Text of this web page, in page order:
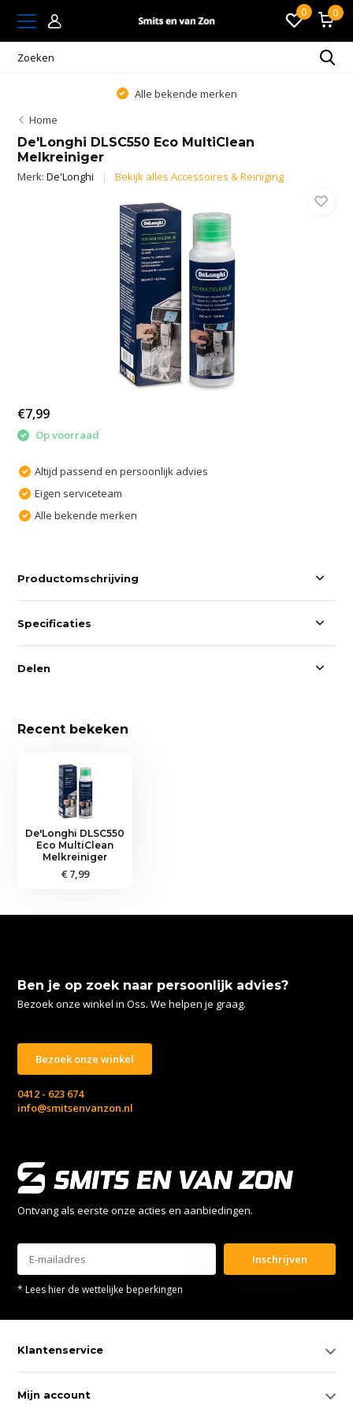
0 0
Alle bekende merken
Home
De'Longhi DLSC550 Eco MultiClean
Melkreiniger
Merk:De'Longhi Bekijk alles Accessoires & Reiniging
€7,99
Op voorraad
Altijd passend en persoonlijk advies
Eigen serviceteam
Alle bekende merken
Productomschrijving
Specificaties
Delen
Recent bekeken
De'Longhi DLSC550
Eco MultiClean
Melkreiniger
€ 7,99
Ben je op zoek naar persoonlijk advies?
Bezoek onze winkel in Oss. We helpen je graag.
Bezoek onze winkel
0412 - 623 674
info@smitsenvanzon.nl
Ontvang als eerste onze acties en aanbiedingen.
Inschrijven
* Lees hier de wettelijke beperkingen
Klantenservice
Mijn account